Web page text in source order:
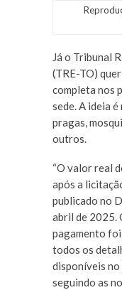
Já o Tribunal
(TRE-TO)
completa nos
sede. A ideia
pragas,
outros.
“O valor real
após a
publicado no
abril de 2025.
pagamento
todos os
disponíveis
seguindo as